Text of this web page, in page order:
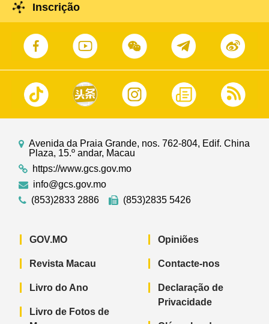
Inscrição
Avenida da Praia Grande, nos. 762-804, Edif. China
Plaza, 15.º andar, Macau
https://www.gcs.gov.mo
info@gcs.gov.mo
(853)2833 2886
(853)2835 5426
GOV.MO
Revista Macau
Livro do Ano
Livro de Fotos de
Opiniões
Contacte-nos
Declaração de
Privacidade